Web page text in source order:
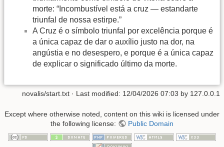
morte: “Incombustível está a cruz — estandarte
triunfal de nossa estirpe.”
A Cruz é o símbolo triunfal por excelência porque é
a única capaz de dar o auxílio justo na dor, na
angústia e no desespero, e porque é a única capaz
de explicar o significado último da morte.
novalis/start.txt · Last modified: 12/04/2026 07:03 by 127.0.0.1
Except where otherwise noted, content on this wiki is licensed under
the following license:
Public Domain